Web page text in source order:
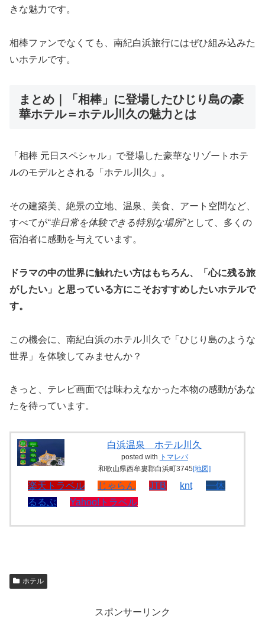
きな魅力です。
相棒ファンでなくても、南紀白浜旅行にはぜひ組み込みた
いホテルです。
まとめ｜「相棒」に登場したひじり島の豪
華ホテル＝ホテル川久の魅力とは
「相棒 元日スペシャル」で登場した豪華なリゾートホテ
ルのモデルとされる「ホテル川久」。
その建築美、絶景の立地、温泉、美食、アート空間など、
すべてが“非日常を体験できる特別な場所”として、多くの
宿泊者に感動を与えています。
ドラマの中の世界に触れたい方はもちろん、「心に残る旅
がしたい」と思っている方にこそおすすめしたいホテルで
す。
この機会に、南紀白浜のホテル川久で「ひじり島のような
世界」を体験してみませんか？
きっと、テレビ画面では味わえなかった本物の感動があな
たを待っています。
白浜温泉 ホテル川久
posted with トマレバ
和歌山県西牟婁郡白浜町3745 [地図]
楽天トラベル じゃらん JTB knt
一休
るるぶ
Yahoo!トラベル
ホテル
スポンサーリンク